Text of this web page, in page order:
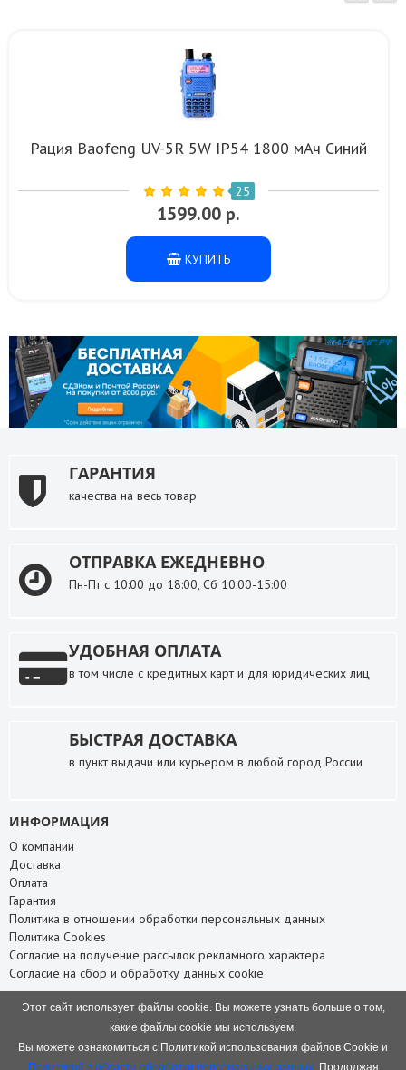
Рация Baofeng UV-5R 5W IP54 1800 мАч Синий
25
1599.00 р.
КУПИТЬ
ГАРАНТИЯ
качества на весь товар
ОТПРАВКА ЕЖЕДНЕВНО
Пн-Пт с 10:00 до 18:00, Сб 10:00-15:00
УДОБНАЯ ОПЛАТА
в том числе с кредитных карт и для юридических лиц
БЫСТРАЯ ДОСТАВКА
в пункт выдачи или курьером в любой город России
ИНФОРМАЦИЯ
О компании
Доставка
Оплата
Гарантия
Политика в отношении обработки персональных данных
Политика Cookies
Согласие на получение рассылок рекламного характера
Согласие на сбор и обработку данных cookie
Карта сайта
НАШИ КОНТАКТЫ
Этот сайт использует файлы cookie. Вы можете узнать больше о том,
какие файлы cookie мы используем.
Вы можете ознакомиться с Политикой использования файлов Cookie и
Политикой в области обработки персональных данных. Продолжая